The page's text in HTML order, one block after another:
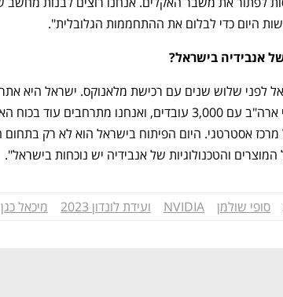
היום כדי לבלום את ההתחממות הגלובלית".
אנבידיה בישראל?
המוצרים והטכנולוגיות של אנבידיה יש נוכחות בישראל".
סופי שולמן NVIDIA ועידת לונדון 2023 מיכאל כגן